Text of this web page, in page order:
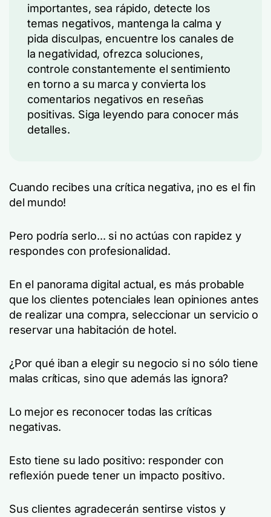
importantes, sea rápido, detecte los
temas negativos, mantenga la calma y
pida disculpas, encuentre los canales de
la negatividad, ofrezca soluciones,
controle constantemente el sentimiento
en torno a su marca y convierta los
comentarios negativos en reseñas
positivas. Siga leyendo para conocer más
detalles.
Cuando recibes una crítica negativa, ¡no es el fin
del mundo!
Pero podría serlo... si no actúas con rapidez y
respondes con profesionalidad.
En el panorama digital actual, es más probable
que los clientes potenciales lean opiniones antes
de realizar una compra, seleccionar un servicio o
reservar una habitación de hotel.
¿Por qué iban a elegir su negocio si no sólo tiene
malas críticas, sino que además las ignora?
Lo mejor es reconocer todas las críticas
negativas.
Esto tiene su lado positivo: responder con
reflexión puede tener un impacto positivo.
Sus clientes agradecerán sentirse vistos y